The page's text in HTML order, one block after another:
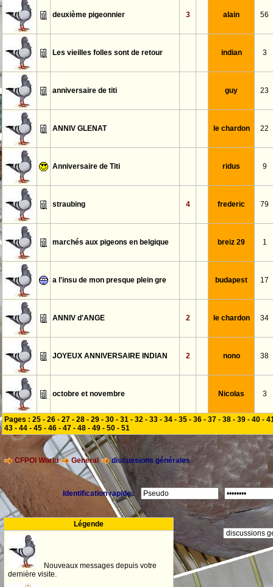
deuxième pigeonnier 3 alain 56
Les vieilles folles sont de retour indian 3
anniversaire de titi guy 23
ANNIV GLENAT le chardon 22
Anniversaire de Titi ridus 9
straubing 4 frederic 79
marchés aux pigeons en belgique breiz 29 1
a l'insu de mon presque plein gre budapest 17
ANNIV d'ANGE 2 le chardon 34
JOYEUX ANNIVERSAIRE INDIAN 2 nono 38
octobre et novembre Nicolas 3
Pages : 25 - 26 - 27 - 28 - 29 - 30 - 31 - 32 - 33 - 34 - 35 - 36 - 37 - 38 - 39 - 40 -
43 - 44 - 45 - 46 - 47 - 48 - 49 - 50 - 51
CFPOI World General discussions générales
Identification rapide :
Légende
Nouveaux messages depuis votre
dernière visite.